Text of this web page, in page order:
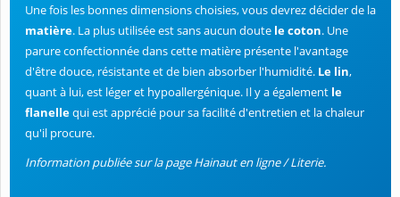
Une fois les bonnes dimensions choisies, vous devrez décider de la
matière. La plus utilisée est sans aucun doute le coton. Une
parure confectionnée dans cette matière présente l'avantage
d'être douce, résistante et de bien absorber l'humidité. Le lin,
quant à lui, est léger et hypoallergénique. Il y a également le
flanellequi est apprécié pour sa facilité d'entretien et la chaleur
qu'il procure.
Information publiée sur la page Hainaut en ligne / Literie.